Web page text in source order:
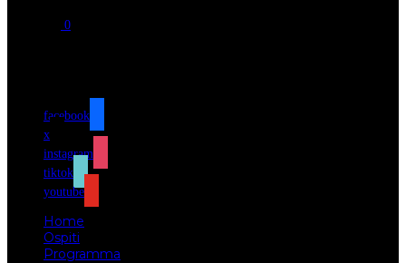
0
facebook
x
instagram
tiktok
youtube
Home
Ospiti
Programma